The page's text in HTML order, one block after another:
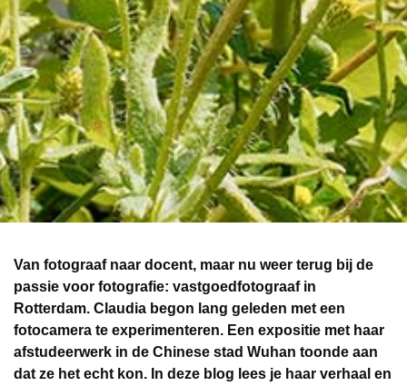
Van fotograaf naar docent, maar nu weer terug bij de
passie voor fotografie: vastgoedfotograaf in
Rotterdam. Claudia begon lang geleden met een
fotocamera te experimenteren. Een expositie met haar
afstudeerwerk in de Chinese stad Wuhan toonde aan
dat ze het echt kon. In deze blog lees je haar verhaal en